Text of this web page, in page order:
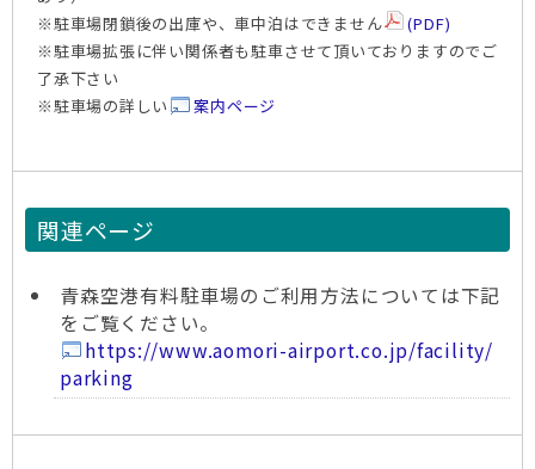
※駐車場閉鎖後の出庫や、車中泊はできません
(PDF)
※駐車場拡張に伴い関係者も駐車させて頂いておりますのでご
了承下さい
※駐車場の詳しい
案内ページ
関連ページ
青森空港有料駐車場のご利用方法については下記
をご覧ください。
https://www.aomori-airport.co.jp/facility/
parking